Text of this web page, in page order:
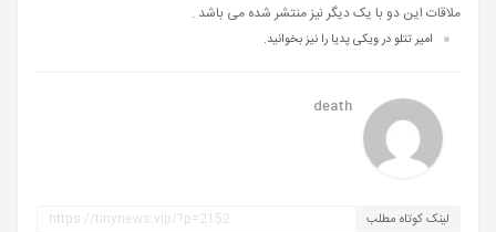
ملاقات این دو با یک دیگر نیز منتشر شده می باشد .
امیر تتلو در ویکی پدیا را نیز بخوانید.
death
لینک کوتاه مطلب